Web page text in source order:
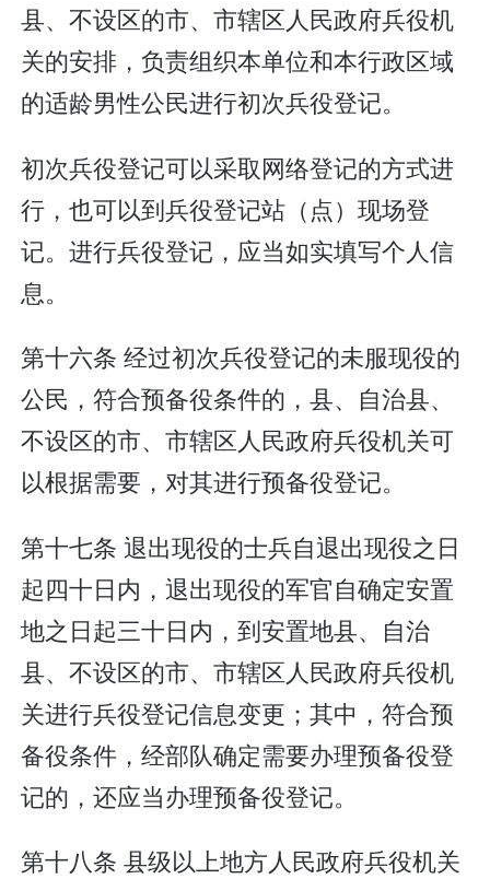
县、不设区的市、市辖区人民政府兵役机
关的安排，负责组织本单位和本行政区域
的适龄男性公民进行初次兵役登记。
初次兵役登记可以采取网络登记的方式进
行，也可以到兵役登记站（点）现场登
记。进行兵役登记，应当如实填写个人信
息。
第十六条 经过初次兵役登记的未服现役的
公民，符合预备役条件的，县、自治县、
不设区的市、市辖区人民政府兵役机关可
以根据需要，对其进行预备役登记。
第十七条 退出现役的士兵自退出现役之日
起四十日内，退出现役的军官自确定安置
地之日起三十日内，到安置地县、自治
县、不设区的市、市辖区人民政府兵役机
关进行兵役登记信息变更；其中，符合预
备役条件，经部队确定需要办理预备役登
记的，还应当办理预备役登记。
第十八条 县级以上地方人民政府兵役机关